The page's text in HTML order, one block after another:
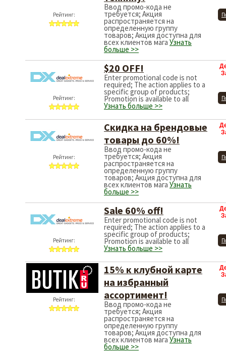
Рейтинг:
Ввод промо-кода не
требуется; Акция
распространяется на
определенную группу
товаров; Акция доступна для
всех клиентов мага Узнать
больше >>
Рейтинг:
$20 OFF!
Enter promotional code is not
required; The action applies to a
specific group of products;
Promotion is available to all
Узнать больше >>
Рейтинг:
Скидка на брендовые
товары до 60%!
Ввод промо-кода не
требуется; Акция
распространяется на
определенную группу
товаров; Акция доступна для
всех клиентов мага Узнать
больше >>
Рейтинг:
Sale 60% off!
Enter promotional code is not
required; The action applies to a
specific group of products;
Promotion is available to all
Узнать больше >>
Рейтинг:
15% к клубной карте
на избранный
ассортимент!
Ввод промо-кода не
требуется; Акция
распространяется на
определенную группу
товаров; Акция доступна для
всех клиентов мага Узнать
больше >>